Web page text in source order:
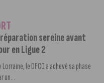
sereine avant
en Ligue 2
Lorraine, le DFCO a achevé sa phase
un...